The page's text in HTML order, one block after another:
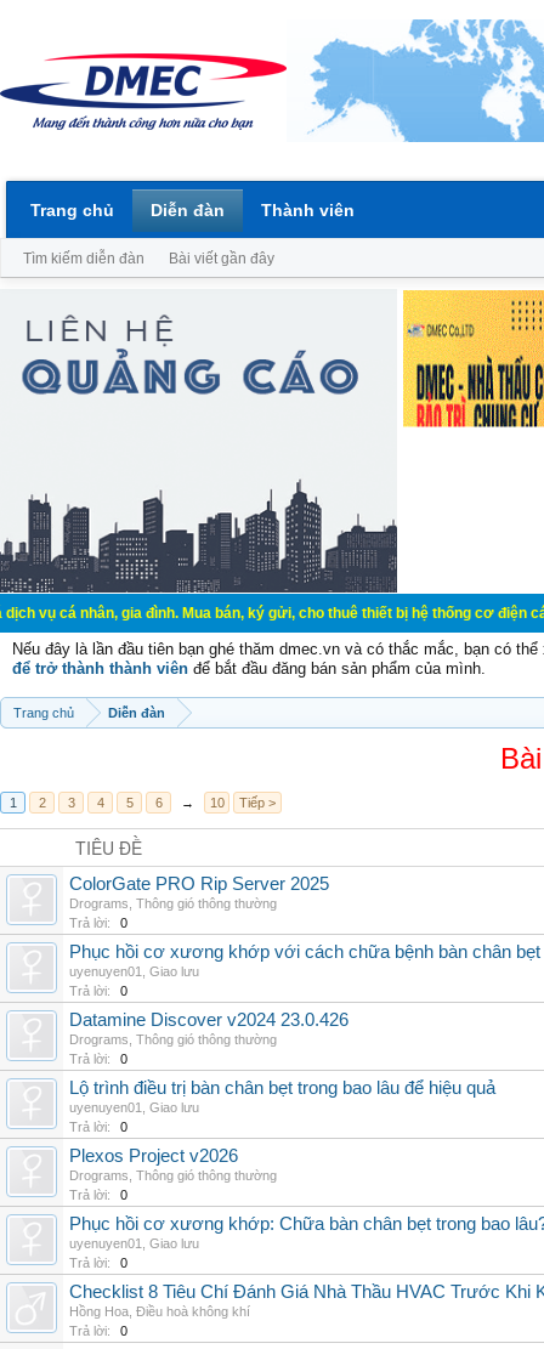
cá nhân, gia đình. Mua bán, ký gửi, cho thuê thiết bị hệ thống cơ điện các
Nếu đây là lần đầu tiên bạn ghé thăm dmec.vn và có thắc mắc, bạn có
để trở thành thành viên để bắt đầu đăng bán sản phẩm của mình.
Trang chủ Diễn đàn
1 2 3 4 5 6 → 10 Tiếp >
TIÊU ĐỀ
ColorGate PRO Rip Server 2025
Drograms Thông gió thông thường
Trả lời:
0
Phục hồi cơ xương khớp với cách chữa bệnh bàn chân bẹt
uyenuyen01
Giao lưu
Trả lời:
0
Datamine Discover v2024 23.0.426
Drograms Thông gió thông thường
Trả lời:
0
Lộ trình điều trị bàn chân bẹt trong bao lâu để hiệu quả
uyenuyen01
Giao lưu
Trả lời:
0
Plexos Project v2026
Drograms Thông gió thông thường
Trả lời:
0
Phục hồi cơ xương khớp: Chữa bàn chân bẹt trong bao
uyenuyen01
Giao lưu
Trả lời:
0
Checklist 8 Tiêu Chí Đánh Giá Nhà Thầu HVAC Trước Khi
Hồng Hoa Điều hoà không khí
Trả lời:
0
Trang chủ Diễn đàn
Tìm kiếm diễn đàn Bài viết gần đây
Thành viên